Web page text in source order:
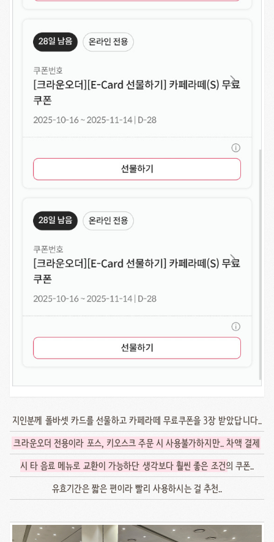
지인분께 폴바셋 카드를 선물하고 카페라떼 무료쿠폰을 3장 받았답니다..
크라운오더 전용이라 포스, 키오스크 주문 시 사용불가하지만.. 차액 결제
시 타 음료 메뉴로 교환이 가능하단 생각보다 훨씬 좋은 조건의 쿠폰..
유효기간은 짧은 편이라 빨리 사용하시는 걸 추천..